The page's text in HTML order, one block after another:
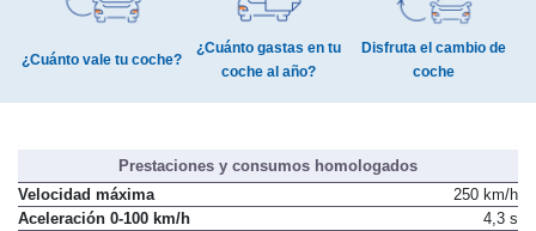
¿Cuánto vale tu coche?
¿Cuánto gastas en tu
coche al año?
Disfruta el cambio de
coche
Prestaciones y consumos homologados
Velocidad máxima
250 km/h
Aceleración 0-100 km/h
4,3 s